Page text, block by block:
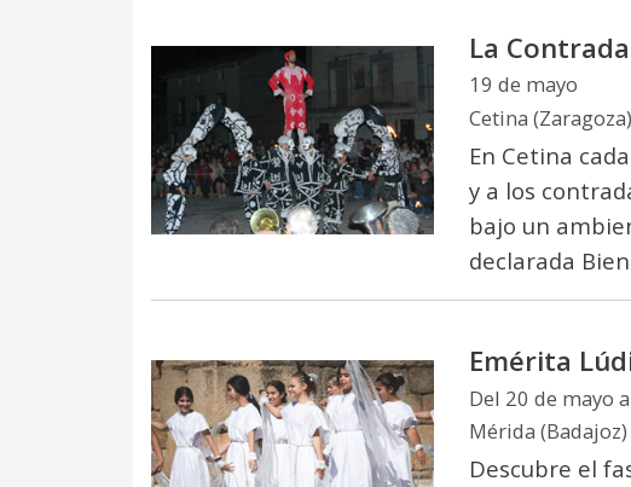
La
19 de mayo
Cetina (Zaragoza)
En Cetina
y a los
bajo un
declarada
Emérita
Del 20 de mayo
Mérida (Badajoz)
Descubre el